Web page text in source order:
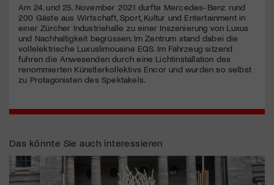
Am 24. und 25. November 2021 durfte Mercedes-Benz rund
200 Gäste aus Wirtschaft, Sport, Kultur und Entertainment in
einer Zürcher Industriehalle zu einer Inszenierung von Luxus
und Nachhaltigkeit begrüssen. Im Zentrum stand dabei die
vollelektrische Luxuslimousine EQS. Im Fahrzeug sitzend
fuhren die Anwesenden durch eine Lichtinstallation des
renommierten Künstlerkollektivs Encor und wurden so selbst
zu Protagonisten des Spektakels.
Das könnte Sie auch interessieren